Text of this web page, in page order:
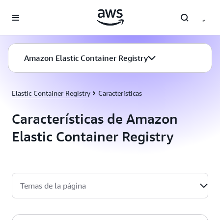
Amazon Elastic Container Registry
Elastic Container Registry Características
Características de Amazon
Elastic Container Registry
Temas de la página